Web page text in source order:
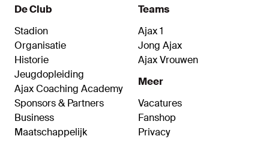
De Club
Stadion
Organisatie
Historie
Jeugdopleiding
Ajax Coaching Academy
Sponsors & Partners
Business
Maatschappelijk
Teams
Ajax 1
Jong Ajax
Ajax Vrouwen
Meer
Vacatures
Fanshop
Privacy